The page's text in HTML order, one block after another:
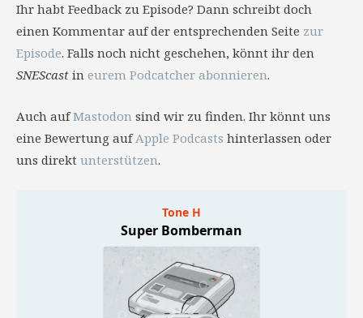
Ihr habt Feedback zu Episode? Dann schreibt doch
einen Kommentar auf der entsprechenden Seite zur
Episode. Falls noch nicht geschehen, könnt ihr den
SNEScast in eurem Podcatcher abonnieren.
Auch aufMastodon sind wir zu finden. Ihr könnt uns
eine Bewertung aufApple Podcasts hinterlassen oder
uns direkt unterstützen.